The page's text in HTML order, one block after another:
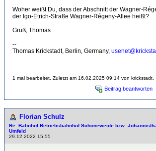
Woher weißt Du, dass der Abschnitt der Wagner-
der Igo-Etrich-Straße Wagner-Régeny-Allee heißt?
Gruß, Thomas
--
Thomas Krickstadt, Berlin, Germany,
1 mal bearbeitet. Zuletzt am 16.02.2025 09:14 von krickstadt.
Beitrag beantworten
Florian Schulz
Re: Bahnhof Betriebsbahnhof Schöneweide bzw.
Umfeld
29.12.2022 15:55